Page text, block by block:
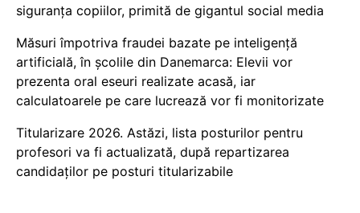
siguranța copiilor, primită de gigantul social media
Măsuri împotriva fraudei bazate pe inteligență
artificială, în școlile din Danemarca: Elevii vor
prezenta oral eseuri realizate acasă, iar
calculatoarele pe care lucrează vor fi monitorizate
Titularizare 2026. Astăzi, lista posturilor pentru
profesori va fi actualizată, după repartizarea
candidaților pe posturi titularizabile